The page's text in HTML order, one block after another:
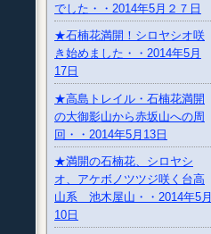
でした・・2014年5月２７日
★石楠花満開！シロヤシオ咲
き始めました・・2014年5月
17日
★高島トレイル・石楠花満開
の大御影山から赤坂山への周
回・・2014年5月13日
★満開の石楠花、シロヤシ
オ、アケボノツツジ咲く台高
山系 池木屋山・・2014年5月
10日